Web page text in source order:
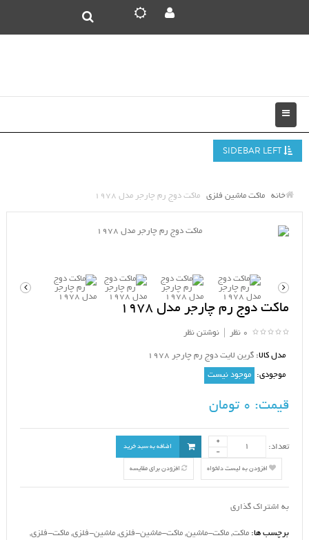
خانه ماکت ماشین فلزی ماکت دوج رم چارجر مدل 1978
ماکت دوج رم چارجر مدل 1978
0 نظر نوشتن نظر
مدل کالا: گرین لایت دوج رم چارجر 1978
موجودی: موجود نیست
قیمت:
تعداد: اضافه به سبد خرید
افزودن به لیست دلخواه افزودن برای مقایسه
به اشتراک گذاری
برچسب ها: ماکت, ماکت-ماشین, ماکت-ماشین-فلزی, ماشین-فلزی, ماکت-فلزی,